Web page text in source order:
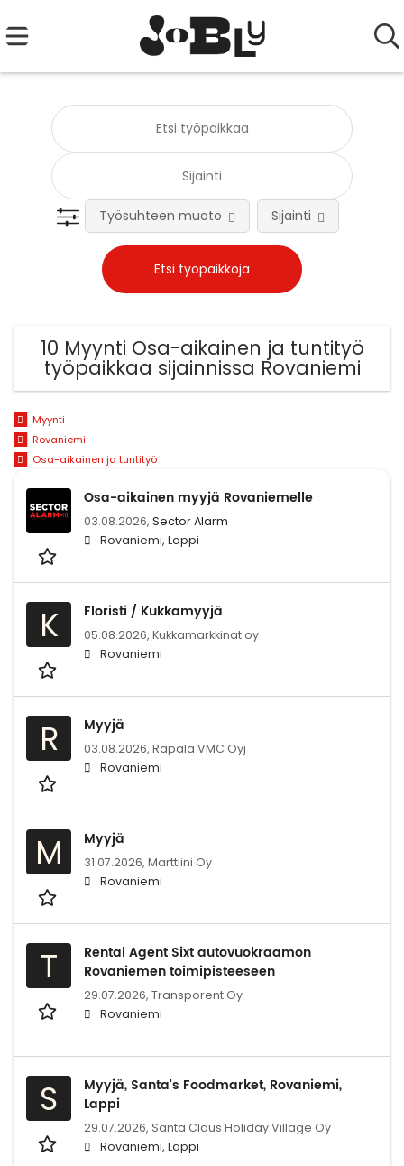
Työsuhteen muoto Sijainti
10 Myynti Osa-aikainen ja tuntityö
työpaikkaa sijainnissa Rovaniemi
Myynti
Rovaniemi
Osa-aikainen ja tuntityö
Osa-aikainen myyjä Rovaniemelle
03.08.2026, Sector Alarm
Rovaniemi, Lappi
K Floristi / Kukkamyyjä
05.08.2026, Kukkamarkkinat oy
Rovaniemi
R Myyjä
03.08.2026, Rapala VMC Oyj
Rovaniemi
M Myyjä
31.07.2026, Marttiini Oy
Rovaniemi
T
Rental Agent Sixt autovuokraamon
Rovaniemen toimipisteeseen
29.07.2026, Transporent Oy
Rovaniemi
S
Myyjä, Santa's Foodmarket, Rovaniemi,
Lappi
29.07.2026, Santa Claus Holiday Village Oy
Rovaniemi, Lappi